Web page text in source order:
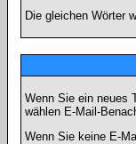
Die gleichen Wörter
Wenn Sie ein neues
wählen E-Mail-
Wenn Sie keine E-